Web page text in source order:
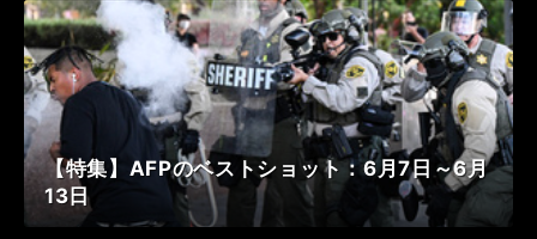
【特集】AFPのベストショット：6月7日～6月
13日